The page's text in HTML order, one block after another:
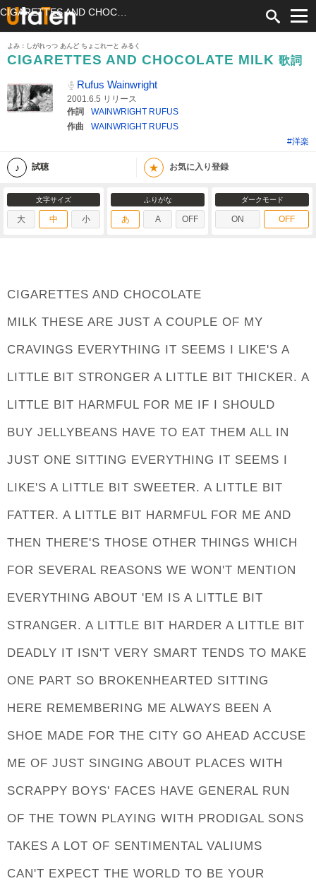
よみ：しがれっつ あんど ちょこれーと みるく
CIGARETTES AND CHOCOLATE MILK 歌詞
Rufus Wainwright
2001.6.5 リリース
作詞
WAINWRIGHT RUFUS
作曲
WAINWRIGHT RUFUS
#洋楽
試聴 ★ お気に入り登録
文字サイズ
大 中 小
ふりがな
あ A OFF
ダークモード
ON OFF
CIGARETTES AND CHOCOLATE
MILK THESE ARE JUST A COUPLE OF MY
CRAVINGS EVERYTHING IT SEEMS I LIKE'S A
LITTLE BIT STRONGER A LITTLE BIT THICKER. A
LITTLE BIT HARMFUL FOR ME IF I SHOULD
BUY JELLYBEANS HAVE TO EAT THEM ALL IN
JUST ONE SITTING EVERYTHING IT SEEMS I
LIKE'S A LITTLE BIT SWEETER. A LITTLE BIT
FATTER. A LITTLE BIT HARMFUL FOR ME AND
THEN THERE'S THOSE OTHER THINGS WHICH
FOR SEVERAL REASONS WE WON'T MENTION
EVERYTHING ABOUT 'EM IS A LITTLE BIT
STRANGER. A LITTLE BIT HARDER A LITTLE BIT
DEADLY IT ISN'T VERY SMART TENDS TO MAKE
ONE PART SO BROKENHEARTED SITTING
HERE REMEMBERING ME ALWAYS BEEN A
SHOE MADE FOR THE CITY GO AHEAD ACCUSE
ME OF JUST SINGING ABOUT PLACES WITH
SCRAPPY BOYS' FACES HAVE GENERAL RUN
OF THE TOWN PLAYING WITH PRODIGAL SONS
TAKES A LOT OF SENTIMENTAL VALIUMS
CAN'T EXPECT THE WORLD TO BE YOUR